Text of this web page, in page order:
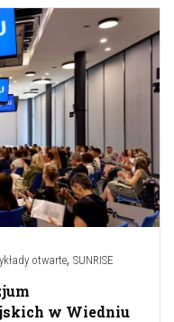
otwarte, SUNRISE
w Wiedniu